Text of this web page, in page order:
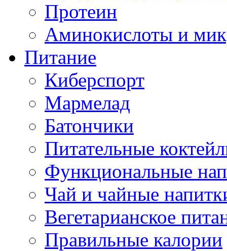
Протеин
Аминокислоты и
Питание
Киберспорт
Мармелад
Батончики
Питательные
Функциональные
Чай и чайные
Вегетарианское
Правильные калории